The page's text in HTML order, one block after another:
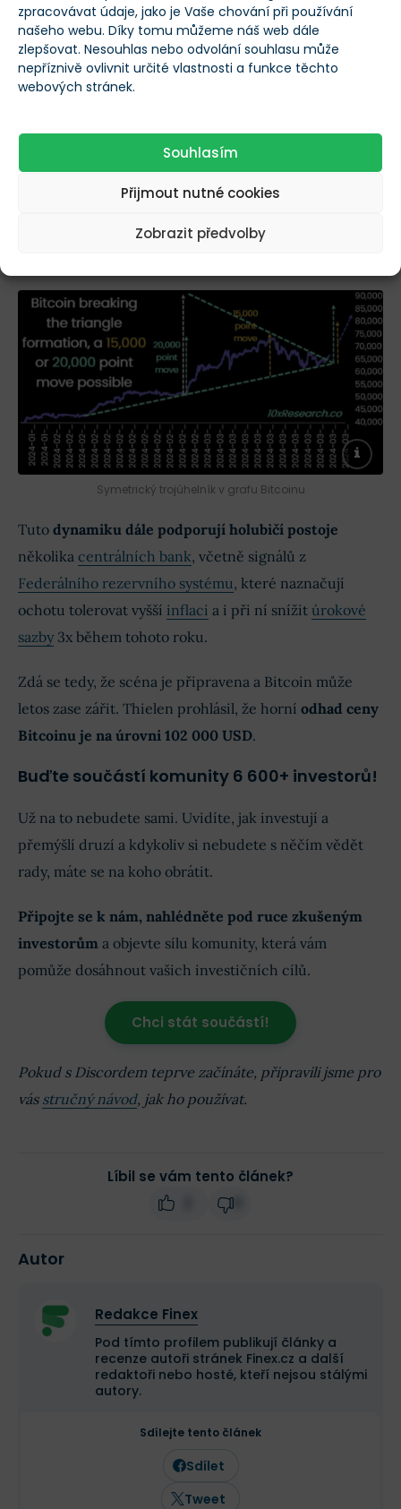
zpracovávat údaje, jako je Vaše chování při používání
našeho webu. Díky tomu můžeme náš web dále
zlepšovat. Nesouhlas nebo odvolání souhlasu může
nepříznivě ovlivnit určité vlastnosti a funkce těchto
webových stránek.
Souhlasím
Přijmout nutné cookies
Zobrazit předvolby
kryptoměnu v pozdějším období roku.
10x Research identifikovala potenciál pro Bitcoin,
který může po proražení konsolidačního vzorce
maximům.
technické analýzy
úrovně 63 000 USDo 15 000 až 20 000 USD
Symetrický trojúhelník v grafu Bitcoinu
Tuto dynamiku dále podporují holubičí postoje
několika centrálních bank, včetně signálů z
Federálního rezervního systému, které naznačují
ochotu tolerovat vyšší inflaci a i při ní snížit úrokové
sazby 3x během tohoto roku.
Zdá se tedy, že scéna je připravena a Bitcoin může
letos zase zářit. Thielen prohlásil, že horní odhad ceny
Bitcoinu je na úrovni 102 000 USD.
Buďte součástí komunity 6 600+ investorů!
Už na to nebudete sami. Uvidíte, jak investují a
přemýšlí druzí a kdykoliv si nebudete s něčím vědět
rady, máte se na koho obrátit.
Připojte se k nám, nahlédněte pod ruce zkušeným
investorům a objevte sílu komunity, která vám
pomůže dosáhnout vašich investičních cílů.
Chci stát součástí!
Pokud s Discordem teprve začínáte, připravili jsme pro
vás stručný návod, jak ho používat.
Líbil se vám tento článek?
Autor
Redakce Finex
Pod tímto profilem publikují články a
recenze autoři stránek Finex.cz a další
redaktoři nebo hosté, kteří nejsou stálými
autory.
Sdílejte tento článek
Sdílet
Tweet